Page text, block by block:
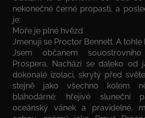
nekonečné černé propasti, a
je:
Moře je plné hvězd.
Jmenuji se Proctor Bennett. A
Jsem občanem
Prospera. Nachází se daleko od
dokonalé izolaci, skrytý před
stejně jako všechno kolem
blahodárné: hřejivé sluneční
oceánský vánek a pravidelné,